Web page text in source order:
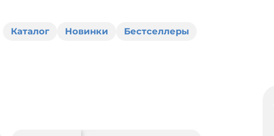
Каталог Новинки Бестселлеры